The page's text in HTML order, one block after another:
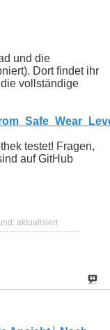
und die
Dort findet ihr
vollständige
testet! Fragen,
auf GitHub
aktualisiert